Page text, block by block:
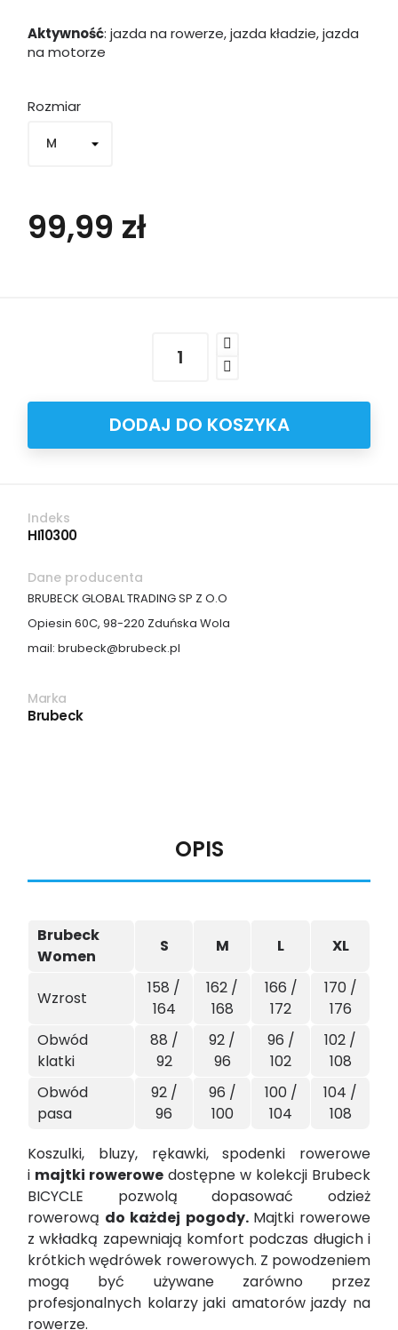
Aktywność: jazda na rowerze, jazda kładzie, jazda
na motorze
Rozmiar
99,99 zł
DODAJ DO KOSZYKA
Indeks
HI10300
Dane producenta
BRUBECK GLOBAL TRADING SP Z O.O
Opiesin 60C, 98-220 Zduńska Wola
mail: brubeck@brubeck.pl
Marka
Brubeck
OPIS
Brubeck
Women
S M L XL
Wzrost
158 /
164
162 /
168
166 /
172
170 /
176
Obwód
klatki
88 /
92
92 /
96
96 /
102
102 /
108
Obwód
pasa
92 /
96
96 /
100
100 /
104
104 /
108
Koszulki, bluzy, rękawki, spodenki rowerowe
i majtki rowerowe dostępne w kolekcji Brubeck
BICYCLE pozwolą dopasować odzież
rowerową do każdej pogody. Majtki rowerowe
z wkładką zapewniają komfort podczas długich i
krótkich wędrówek rowerowych. Z powodzeniem
mogą być używane zarówno przez
profesjonalnych kolarzy jaki amatorów jazdy na
rowerze.